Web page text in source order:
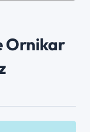
Ornikar